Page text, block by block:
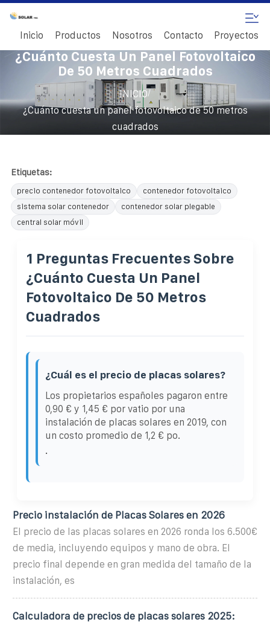
Inicio Productos Nosotros Contacto Proyectos
¿Cuánto Cuesta Un Panel Fotovoltaico
De 50 Metros Cuadrados
INICIO/
¿Cuánto cuesta un panel fotovoltaico de 50 metros
cuadrados
Etiquetas:
precio contenedor fotovoltaico
contenedor fotovoltaico
sistema solar contenedor
contenedor solar plegable
central solar móvil
1 Preguntas Frecuentes Sobre
¿Cuánto Cuesta Un Panel
Fotovoltaico De 50 Metros
Cuadrados
¿Cuál es el precio de placas solares?
Los propietarios españoles pagaron entre
0,90 € y 1,45 € por vatio por una
instalación de placas solares en 2019, con
un costo promedio de 1,2 € po.
.
Precio instalación de Placas Solares en 2026
El precio de las placas solares en 2026 ronda los 6.500€
de media, incluyendo equipos y mano de obra. El
precio final depende en gran medida del tamaño de la
instalación, es
Calculadora de precios de placas solares 2025: